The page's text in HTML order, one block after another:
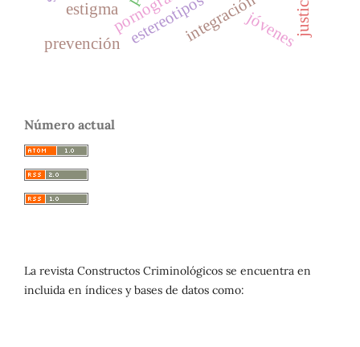
estereotipos jóvenes
estigma justicia
prevención
Número actual
La revista Constructos Criminológicos se encuentra en
incluida en índices y bases de datos como: